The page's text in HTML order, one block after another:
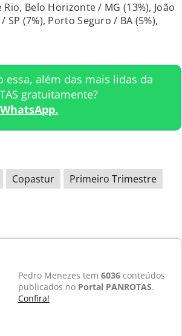
Belo Horizonte / MG (13%), João
(7%), Porto Seguro / BA (5%),
além das mais lidas da
gratuitamente?
Copastur
Primeiro Trimestre
Pedro Menezes tem 6036 conteúdos
publicados no Portal PANROTAS.
Confira!